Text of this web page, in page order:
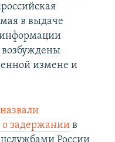
в выдаче
информации
возбуждены
измене и
назвали
задержании в
России